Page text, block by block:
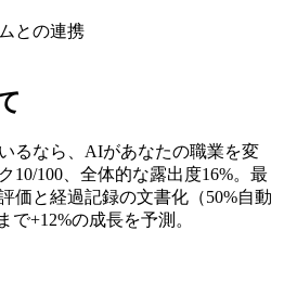
との連携
るなら、AIがあなたの職業を変
10/100、全体的な露出度16%。最
価と経過記録の文書化（50%自動
で+12%の成長を予測。